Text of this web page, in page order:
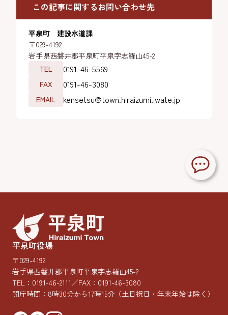
この記事に関するお問い合わせ先
平泉町 建設水道課
〒029-4192
岩手県西磐井郡平泉町平泉字志羅山45-2
TEL
0191-46-5569
FAX 0191-46-3080
EMAIL kensetsu@town.hiraizumi.iwate.jp
平泉町役場
〒029-4192
岩手県西磐井郡平泉町平泉字志羅山45-2
TEL： 0191-46-2111／FAX：0191-46-3080
開庁時間：8時30分から17時15分 （土日祝日・年末年始は除く）